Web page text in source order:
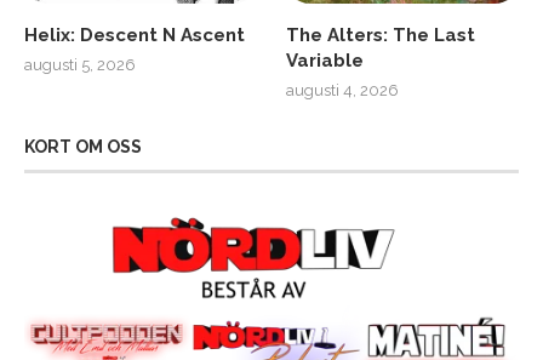
Helix: Descent N Ascent
augusti 5, 2026
The Alters: The Last
Variable
augusti 4, 2026
KORT OM OSS